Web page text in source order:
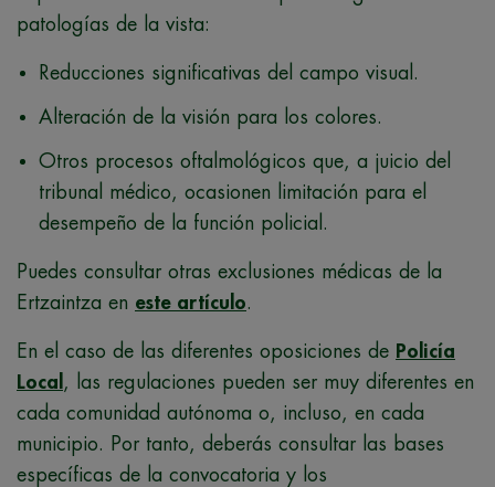
patologías de la vista:
Reducciones significativas del campo visual.
Alteración de la visión para los colores.
Otros procesos oftalmológicos que, a juicio del
tribunal médico, ocasionen limitación para el
desempeño de la función policial.
Puedes consultar otras exclusiones médicas de la
Ertzaintza en este artículo.
En el caso de las diferentes oposiciones de Policía
Local , las regulaciones pueden ser muy diferentes en
cada comunidad autónoma o, incluso, en cada
municipio. Por tanto, deberás consultar las bases
específicas de la convocatoria y los